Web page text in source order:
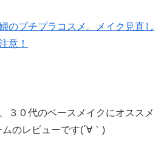
のプチプラコスメ。メイク見直し
意！
３０代のベースメイクにオススメ
のレビューです(´∀｀)